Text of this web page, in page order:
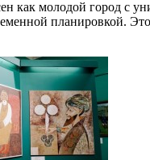
как молодой город с
планировкой.